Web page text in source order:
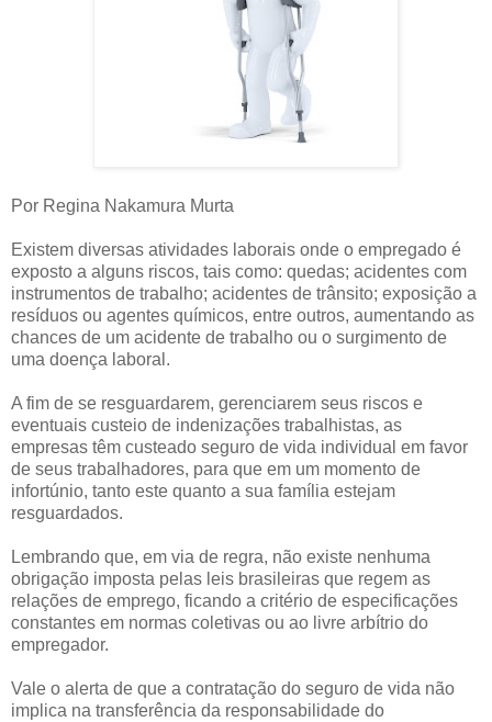
Por Regina Nakamura Murta
Existem diversas atividades laborais onde o empregado é
exposto a alguns riscos, tais como: quedas; acidentes com
instrumentos de trabalho; acidentes de trânsito; exposição a
resíduos ou agentes químicos, entre outros, aumentando as
chances de um acidente de trabalho ou o surgimento de
uma doença laboral.
A fim de se resguardarem, gerenciarem seus riscos e
eventuais custeio de indenizações trabalhistas, as
empresas têm custeado seguro de vida individual em favor
de seus trabalhadores, para que em um momento de
infortúnio, tanto este quanto a sua família estejam
resguardados.
Lembrando que, em via de regra, não existe nenhuma
obrigação imposta pelas leis brasileiras que regem as
relações de emprego, ficando a critério de especificações
constantes em normas coletivas ou ao livre arbítrio do
empregador.
Vale o alerta de que a contratação do seguro de vida não
implica na transferência da responsabilidade do